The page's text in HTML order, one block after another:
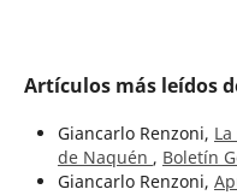
Artículos más leídos
Giancarlo Renzoni,
de Naquén , Boletín
Giancarlo Renzoni,